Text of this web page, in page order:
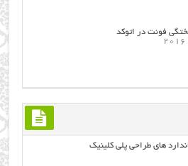
فونت در اتوکد
های طراحی پلی کلینیک